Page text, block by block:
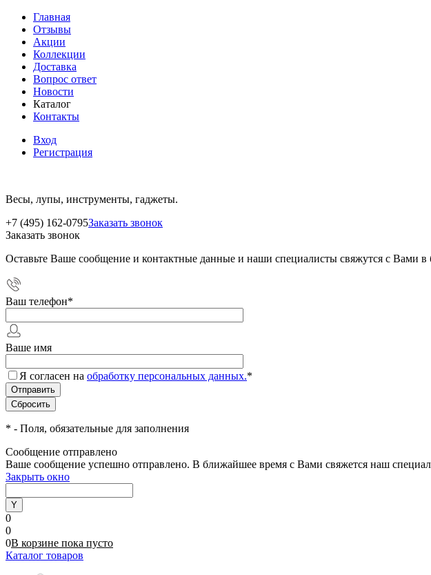
Главная
Отзывы
Акции
Коллекции
Доставка
Вопрос ответ
Новости
Каталог
Контакты
Вход
Регистрация
Весы, лупы, инструменты, гаджеты.
+7 (495) 162-0795Заказать звонок
Заказать звонок
Оставьте Ваше сообщение и контактные данные и наши специалисты свяжутся с Вами
Ваш телефон*
Ваше имя
Я согласен на обработку персональных данных.*
* - Поля, обязательные для заполнения
Сообщение отправлено
Ваше сообщение успешно отправлено. В ближайшее время с Вами свяжется наш
Закрыть окно
0
0
0В корзине пока пусто
Каталог товаров